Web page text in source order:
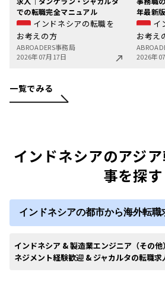
での転職完全マニュアル
インドネシアの転職を
お考えの方
ABROADERS事務局
2026年07月17日
年最新版
イ
お考え
2026年
一覧でみる
インドネシアのアジ
事を探す
インドネシアの都市から海外転職
インドネシア & 製造業エンジニア（その
ネジメント経験歓迎 & ジャカルタの転職求